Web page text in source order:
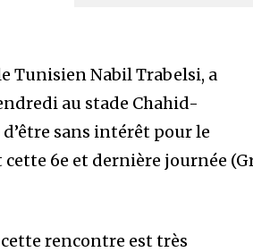
Tunisien Nabil Trabelsi, a
au stade Chahid-
sans intérêt pour le
6e et dernière journée
rencontre est très